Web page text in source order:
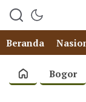
Beranda
Bogor